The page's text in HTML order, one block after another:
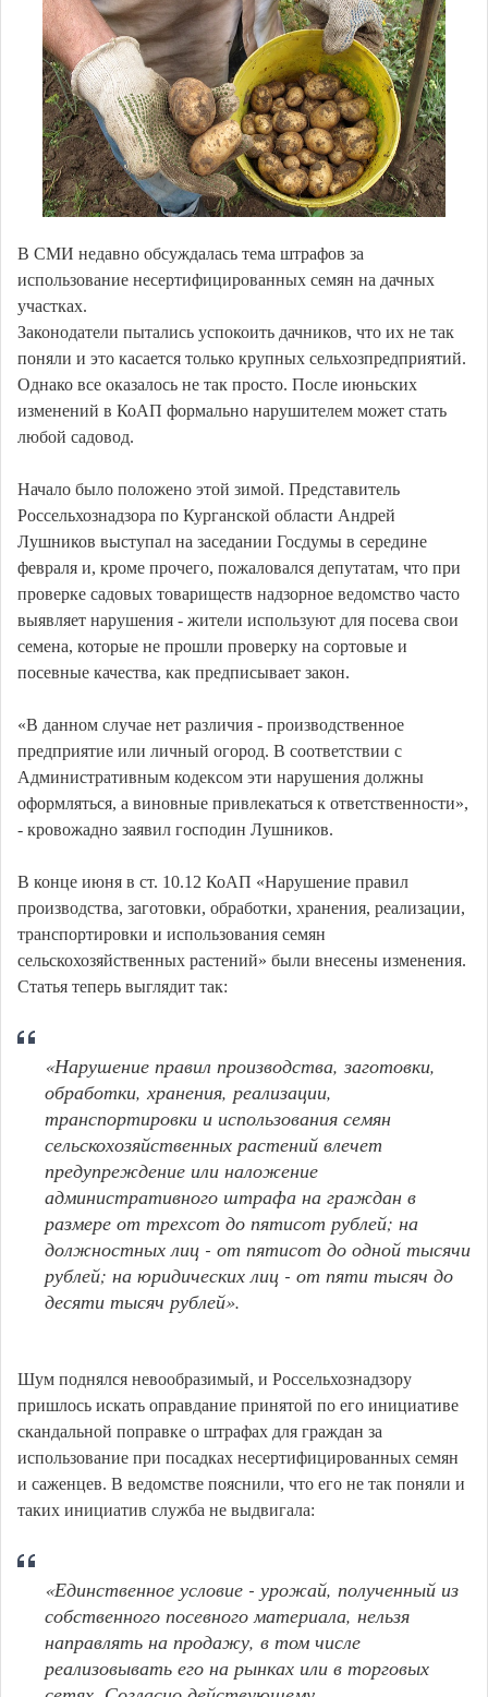
В СМИ недавно обсуждалась тема штрафов за
использование несертифицированных семян на дачных
участках.
Законодатели пытались успокоить дачников, что их не так
поняли и это касается только крупных сельхозпредприятий.
Однако все оказалось не так просто. После июньских
изменений в КоАП формально нарушителем может стать
любой садовод.
Начало было положено этой зимой. Представитель
Россельхознадзора по Курганской области Андрей
Лушников выступал на заседании Госдумы в середине
февраля и, кроме прочего, пожаловался депутатам, что при
проверке садовых товариществ надзорное ведомство часто
выявляет нарушения - жители используют для посева свои
семена, которые не прошли проверку на сортовые и
посевные качества, как предписывает закон.
«В данном случае нет различия - производственное
предприятие или личный огород. В соответствии с
Административным кодексом эти нарушения должны
оформляться, а виновные привлекаться к ответственности»,
- кровожадно заявил господин Лушников.
В конце июня в ст. 10.12 КоАП «Нарушение правил
производства, заготовки, обработки, хранения, реализации,
транспортировки и использования семян
сельскохозяйственных растений» были внесены изменения.
Статья теперь выглядит так:
«Нарушение правил производства, заготовки,
обработки, хранения, реализации,
транспортировки и использования семян
сельскохозяйственных растений влечет
предупреждение или наложение
административного штрафа на граждан в
размере от трехсот до пятисот рублей; на
должностных лиц - от пятисот до одной тысячи
рублей; на юридических лиц - от пяти тысяч до
десяти тысяч рублей».
Шум поднялся невообразимый, и Россельхознадзору
пришлось искать оправдание принятой по его инициативе
скандальной поправке о штрафах для граждан за
использование при посадках несертифицированных семян
и саженцев. В ведомстве пояснили, что его не так поняли и
таких инициатив служба не выдвигала:
«Единственное условие - урожай, полученный из
собственного посевного материала, нельзя
направлять на продажу, в том числе
реализовывать его на рынках или в торговых